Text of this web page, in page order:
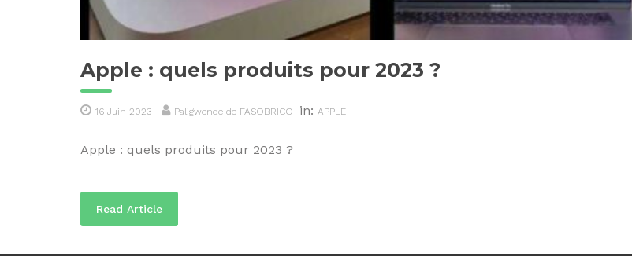
Apple : quels produits pour 2023 ?
16 Juin 2023 Paligwende de FASOBRICO in: APPLE
Apple : quels produits pour 2023 ?
Read Article